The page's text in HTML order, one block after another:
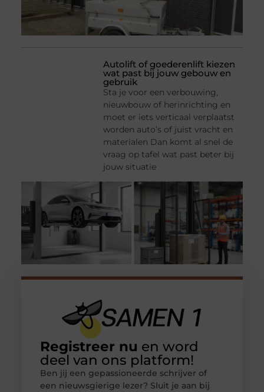
Autolift of goederenlift kiezen
wat past bij jouw gebouw en
gebruik
Sta je voor een verbouwing,
nieuwbouw of herinrichting en
moet er iets verticaal verplaatst
worden auto’s of juist vracht en
materialen Dan komt al snel de
vraag op tafel wat past beter bij
jouw situatie
Registreer nu en word
deel van ons platform!
Ben jij een gepassioneerde schrijver of
een nieuwsgierige lezer? Sluit je aan bij